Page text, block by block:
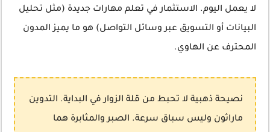
لا يعمل اليوم. الاستثمار في تعلم مهارات جديدة (مثل تحليل
البيانات أو التسويق عبر وسائل التواصل) هو ما يميز المدون
المحترف عن الهاوي.
نصيحة ذهبية لا تحبط من قلة الزوار في البداية. التدوين
ماراثون وليس سباق سرعة. الصبر والمثابرة هما